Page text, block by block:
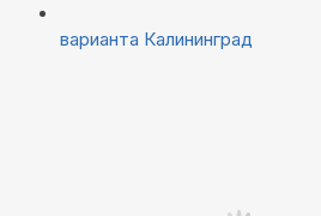
варианта Калининград